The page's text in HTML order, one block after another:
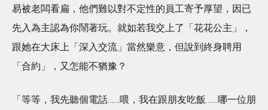
易被老闆看扁，他們難以對不定性的員工寄予厚望，因已
先入為主認為你鬧著玩。就如若我交上了「花花公主」，
跟她在大床上「深入交流」當然樂意，但說到終身聘用
「合約」，又怎能不猶豫？
「等等，我先聽個電話……喂，我在跟朋友吃飯……哪一位朋